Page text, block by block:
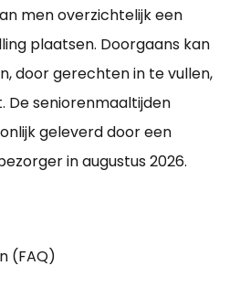
men overzichtelijk een
plaatsen. Doorgaans kan
door gerechten in te vullen,
De seniorenmaaltijden
geleverd door een
in augustus 2026.
(FAQ)